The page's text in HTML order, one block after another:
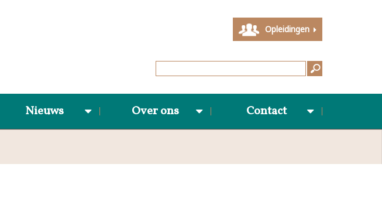
Opleidingen
Nieuws Over ons Contact